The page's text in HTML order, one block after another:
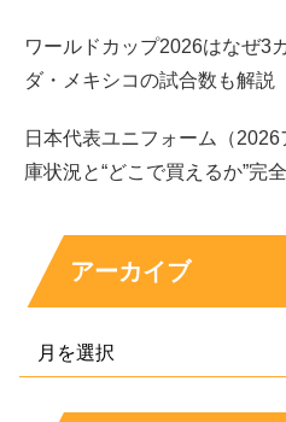
まとめ
新井美羽さんは現在も俳
直近の出演例として「無
か」で全国的に知られた
ワールドカップ2026はなぜ3
ダ・メキシコの試合数も解説
日本代表ユニフォーム（
庫状況と“どこで買えるか”完
アーカイブ